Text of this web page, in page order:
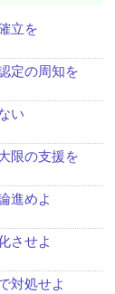
立を
定の周知を
い
限の支援を
進めよ
させよ
対処せよ